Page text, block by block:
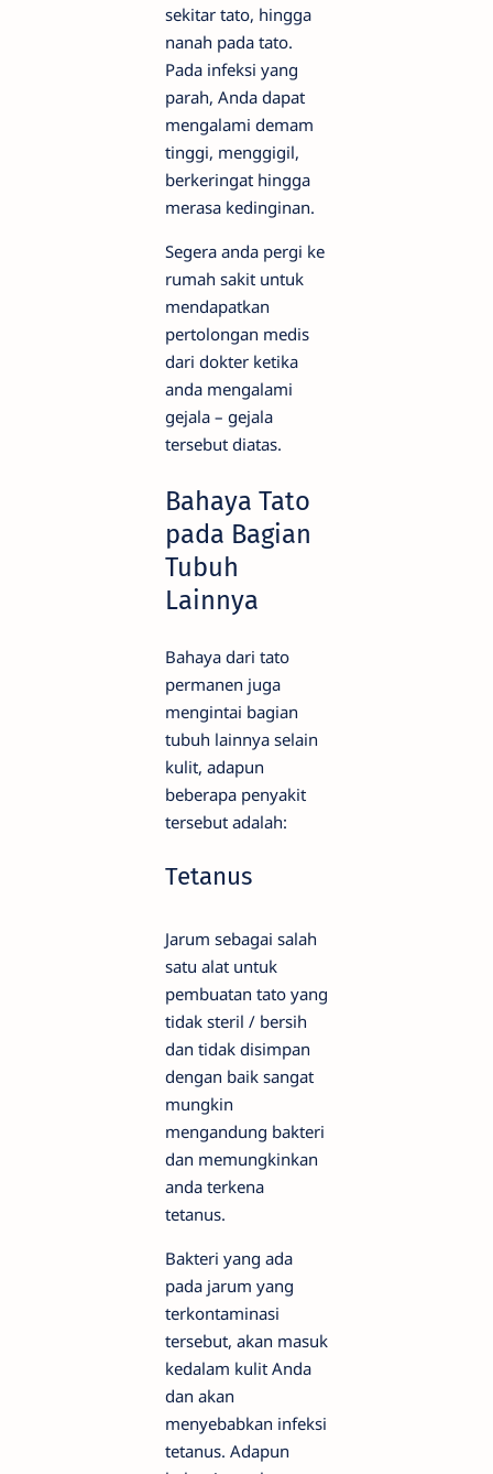
sekitar tato, hingga
nanah pada tato.
Pada infeksi yang
parah, Anda dapat
mengalami demam
tinggi, menggigil,
berkeringat hingga
merasa kedinginan.
Segera anda pergi ke
rumah sakit untuk
mendapatkan
pertolongan medis
dari dokter ketika
anda mengalami
gejala – gejala
tersebut diatas.
Bahaya Tato
pada Bagian
Tubuh
Lainnya
Bahaya dari tato
permanen juga
mengintai bagian
tubuh lainnya selain
kulit, adapun
beberapa penyakit
tersebut adalah:
Tetanus
Jarum sebagai salah
satu alat untuk
pembuatan tato yang
tidak steril / bersih
dan tidak disimpan
dengan baik sangat
mungkin
mengandung bakteri
dan memungkinkan
anda terkena
tetanus.
Bakteri yang ada
pada jarum yang
terkontaminasi
tersebut, akan masuk
kedalam kulit Anda
dan akan
menyebabkan infeksi
tetanus. Adapun